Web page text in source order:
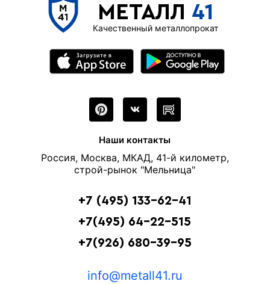
МЕТАЛЛ 41
Качественный металлопрокат
Наши контакты
Россия, Москва, МКАД, 41-й километр,
строй-рынок "Мельница"
+7 (495) 133-62-41
+7(495) 64-22-515
+7(926) 680-39-95
info@metall41.ru